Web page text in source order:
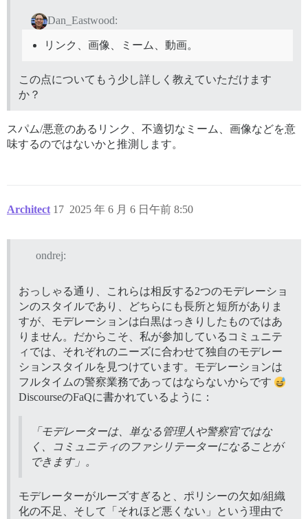
Dan_Eastwood:
リンク、画像、ミーム、動画。
この点についてもう少し詳しく教えていただけます
か？
スパム/悪意のあるリンク、不適切なミーム、画像などを意
味するのではないかと推測します。
Architect 2025 年 6 月 6 日午前 8:50
17
ondrej:
おっしゃる通り、これらは相反する2つのモデレーショ
ンのスタイルであり、どちらにも長所と短所がありま
すが、モデレーションは白黒はっきりしたものではあ
りません。だからこそ、私が参加しているコミュニテ
ィでは、それぞれのニーズに合わせて独自のモデレー
ションスタイルを見つけています。モデレーションは
フルタイムの警察業務であってはならないからです
DiscourseのFaQに書かれているように：
「モデレーターは、単なる管理人や警察官ではな
く、コミュニティのファシリテーターになることが
できます」。
モデレーターがルーズすぎると、ポリシーの欠如/組織
化の不足、そして「それほど悪くない」という理由で